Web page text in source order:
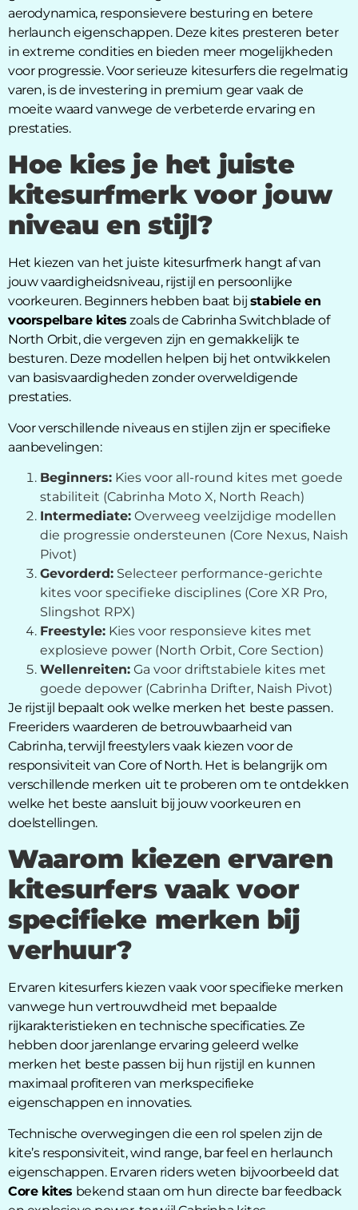
aerodynamica, responsievere besturing en betere
herlaunch eigenschappen. Deze kites presteren beter
in extreme condities en bieden meer mogelijkheden
voor progressie. Voor serieuze kitesurfers die regelmatig
varen, is de investering in premium gear vaak de
moeite waard vanwege de verbeterde ervaring en
prestaties.
Hoe kies je het juiste
kitesurfmerk voor jouw
niveau en stijl?
Het kiezen van het juiste kitesurfmerk hangt af van
jouw vaardigheidsniveau, rijstijl en persoonlijke
voorkeuren. Beginners hebben baat bij stabiele en
voorspelbare kites zoals de Cabrinha Switchblade of
North Orbit, die vergeven zijn en gemakkelijk te
besturen. Deze modellen helpen bij het ontwikkelen
van basisvaardigheden zonder overweldigende
prestaties.
Voor verschillende niveaus en stijlen zijn er specifieke
aanbevelingen:
Beginners: Kies voor all-round kites met goede
stabiliteit (Cabrinha Moto X, North Reach)
Intermediate: Overweeg veelzijdige modellen
die progressie ondersteunen (Core Nexus, Naish
Pivot)
Gevorderd: Selecteer performance-gerichte
kites voor specifieke disciplines (Core XR Pro,
Slingshot RPX)
Freestyle: Kies voor responsieve kites met
explosieve power (North Orbit, Core Section)
Wellenreiten: Ga voor driftstabiele kites met
goede depower (Cabrinha Drifter, Naish Pivot)
Je rijstijl bepaalt ook welke merken het beste passen.
Freeriders waarderen de betrouwbaarheid van
Cabrinha, terwijl freestylers vaak kiezen voor de
responsiviteit van Core of North. Het is belangrijk om
verschillende merken uit te proberen om te ontdekken
welke het beste aansluit bij jouw voorkeuren en
doelstellingen.
Waarom kiezen ervaren
kitesurfers vaak voor
specifieke merken bij
verhuur?
Ervaren kitesurfers kiezen vaak voor specifieke merken
vanwege hun vertrouwdheid met bepaalde
rijkarakteristieken en technische specificaties. Ze
hebben door jarenlange ervaring geleerd welke
merken het beste passen bij hun rijstijl en kunnen
maximaal profiteren van merkspecifieke
eigenschappen en innovaties.
Technische overwegingen die een rol spelen zijn de
kite’s responsiviteit, wind range, bar feel en herlaunch
eigenschappen. Ervaren riders weten bijvoorbeeld dat
Core kites bekend staan om hun directe bar feedback